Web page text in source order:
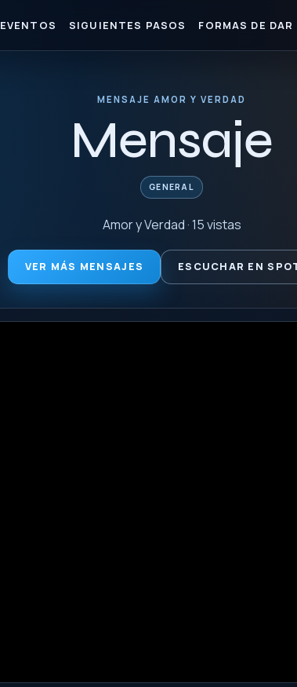
EVENTOS SIGUIENTES PASOS FORMAS DE DAR
MENSAJE AMOR Y VERDAD
Mensaje
GENERAL
Amor y Verdad · 15 vistas
VER MÁS MENSAJES ESCUCHAR EN